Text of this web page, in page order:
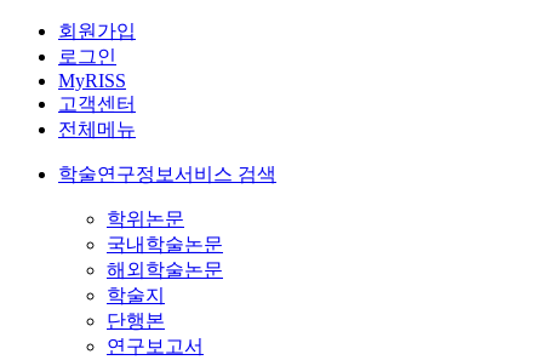
회원가입
로그인
MyRISS
고객센터
전체메뉴
학술연구정보서비스 검색
학위논문
국내학술논문
해외학술논문
학술지
단행본
연구보고서